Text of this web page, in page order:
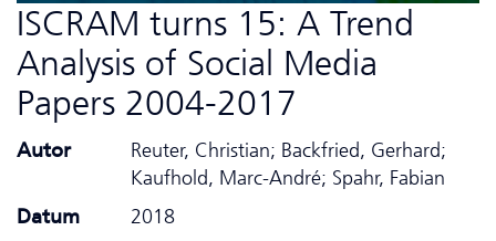
ISCRAM turns 15: A Trend
Analysis of Social Media
Papers 2004-2017
Autor
Reuter, Christian; Backfried, Gerhard;
Kaufhold, Marc-André; Spahr, Fabian
Datum
2018